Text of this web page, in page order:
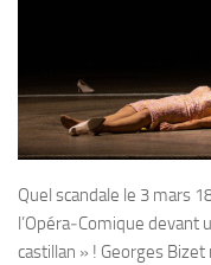
Quel scandale le 3 mars
l’Opéra‑Comique devant
castillan » ! Georges